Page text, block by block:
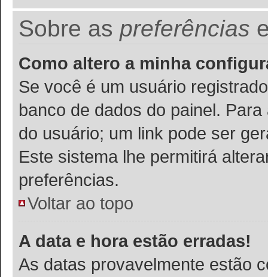
Sobre as preferências
Como altero a minha
Se você é um usuário
banco de dados do painel.
do usuário; um link pode ser
Este sistema lhe permitirá
preferências.
Voltar ao topo
A data e hora estão erradas!
As datas provavelmente estão